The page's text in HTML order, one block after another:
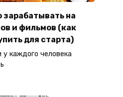
на
и фильмов (как
для старта)
у каждого человека